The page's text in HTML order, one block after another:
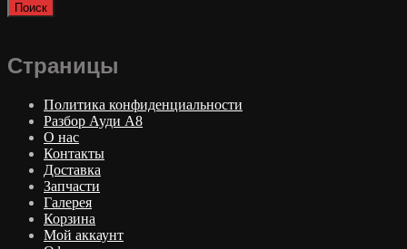
Поиск
Страницы
Политика конфиденциальности
Разбор Ауди А8
О нас
Контакты
Доставка
Запчасти
Галерея
Корзина
Мой аккаунт